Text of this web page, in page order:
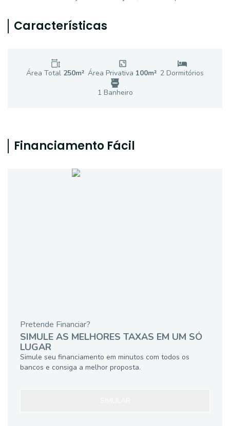
Características
Área Total 250m² Área Privativa 100m² 2 Dormitórios
1 Banheiro
Financiamento Fácil
Pretende Financiar?
SIMULE AS MELHORES TAXAS EM UM SÓ
LUGAR
Simule seu financiamento em minutos com todos os
bancos e consiga a melhor proposta.